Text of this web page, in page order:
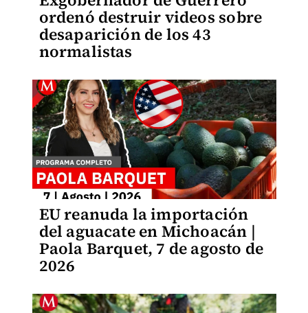
ordenó destruir videos sobre
desaparición de los 43
normalistas
EU reanuda la importación
del aguacate en Michoacán |
Paola Barquet, 7 de agosto de
2026